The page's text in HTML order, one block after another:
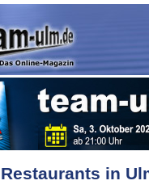
Restaurants in